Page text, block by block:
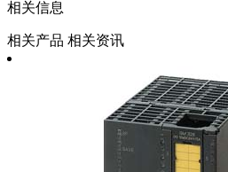
相关信息
相关产品 相关资讯